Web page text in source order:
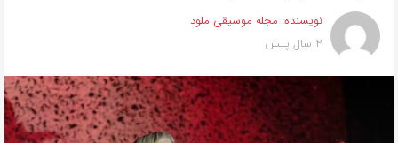
این
صفحه
را
نویسنده: مجله موسیقی ملود
2 سال پیش